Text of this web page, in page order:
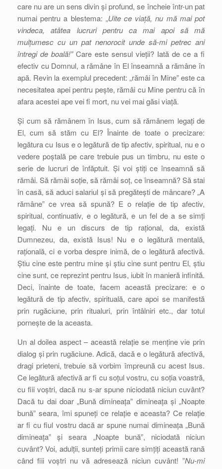
care nu are un sens divin și profund, se încheie într-un pat
numai pentru a blestema: „Uite ce viață, nu mă mai pot
vindeca, atâtea lucruri pentru ca mai apoi să mă
mulțumesc cu un pat nenorocit unde să-mi petrec ani
întregi de boală!”Care este sensul vieții? Iată de ce a fi
efectiv cu Domnul, a rămâne în El înseamnă a rămâne în
apă. Revin la exemplul precedent: „rămâi în Mine” este ca
necesitatea apei pentru pește, rămâi cu Mine pentru că în
afara acestei ape vei fi mort, nu vei mai găsi viață.
Și cum să rămânem în Isus, cum să rămânem legați de
El, cum să stăm cu El? Înainte de toate o precizare:
legătura cu Isus e o legătură de tip afectiv, spiritual, nu e o
vedere poștală pe care trebuie pus un timbru, nu este o
serie de lucruri de înfăptuit. Și voi știți ce înseamnă să
rămâi. Să rămâi soție, să rămâi soț, ce înseamnă? Să stai
în casă, să aduci salariul și să pregătești de mâncare? „A
rămâne” ce vrea să spună? E o relație de tip afectiv,
spiritual, continuativ, e o legătură, e un fel de a se simți
legați. Nu e un discurs de tip rațional, da, există
Dumnezeu, da, există Isus! Nu e o legătură mentală,
rațională, ci e vorba despre inimă, de o legătură afectivă.
Știu cine este pentru mine și știu cine sunt pentru El, știu
cine sunt, ce reprezint pentru Isus, iubit în manieră infinită.
Deci, înainte de toate, facem această precizare: e o
legătură de tip afectiv, spirituală, care apoi se manifestă
prin rugăciune, prin ritualuri, prin întâlniri etc., dar totul
pornește de la aceasta.
Un al doilea aspect – această relație se menține vie prin
dialog și prin rugăciune. Adică, dacă e o legătură afectivă,
dragi prieteni, trebuie să vorbim împreună cu acest Isus.
Ce legătură afectivă ar fi cu soțul vostru, cu soția voastră,
cu fiii voștri, dacă nu s-ar spune niciodată niciun cuvânt?
Dacă tu dai doar „Bună dimineața” dimineața și „Noapte
bună” seara, îmi spuneți ce relație e aceasta? Ce relație
ar fi cu fiul vostru dacă ar spune numai dimineața „Bună
dimineața” și seara „Noapte bună”, niciodată niciun
cuvânt? Voi, adulții, sunteți primii care simțiți această rană
când fiii voștri nu vă adresează niciun cuvânt! ”Nu-mi